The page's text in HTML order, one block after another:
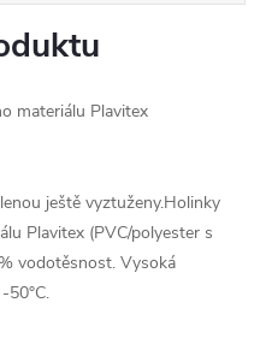
materiálu Plavitex
ještě vyztuženy.Holinky
Plavitex (PVC/polyester s
vodotěsnost. Vysoká